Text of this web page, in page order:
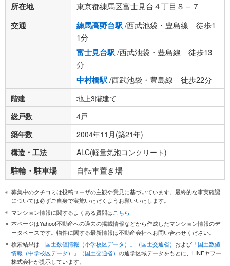
所在地 東京都練馬区富士見台４丁目８－７
交通 練馬高野台駅/西武池袋・豊島線 徒歩1
1分
富士見台駅/西武池袋・豊島線 徒歩13
分
中村橋駅/西武池袋・豊島線 徒歩22分
階建
地上3階建て
総戸数
4戸
築年数
2004年11月(築21年)
構造・工法
ALC(軽量気泡コンクリート)
駐輪・駐車場 自転車置き場
募集中のクチコミは投稿ユーザの主観や意見に基づいています。最終的な事実確認
については必ずご自身で実施いただくようお願いいたします。
マンション情報に関するよくある質問はこちら
本ページはYahoo!不動産への過去の掲載情報などから作成したマンション情報のデ
ータベースです。物件に関する最新情報は不動産会社へお問い合わせください。
検索結果は 「国土数値情報（小学校区データ）」（国土交通省） および 「国土数値
情報（中学校区データ）」（国土交通省） の通学区域データをもとに、LINEヤフー
株式会社が提示しています。